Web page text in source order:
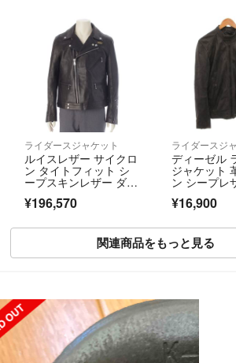
ライダースジャケット
ルイスレザー サイクロ
ン タイトフィット シ
ープスキンレザー ダブ
ト アウター ブラック 4
¥196,570
ライダースジ
ディーゼル
ジャケット
ン シープレ
¥16,900
関連商品をもっと見る